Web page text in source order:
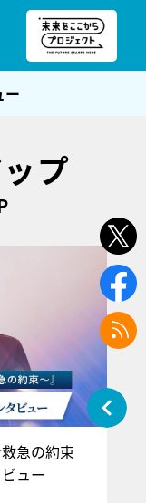
ー
プ
急の約束
ビュー